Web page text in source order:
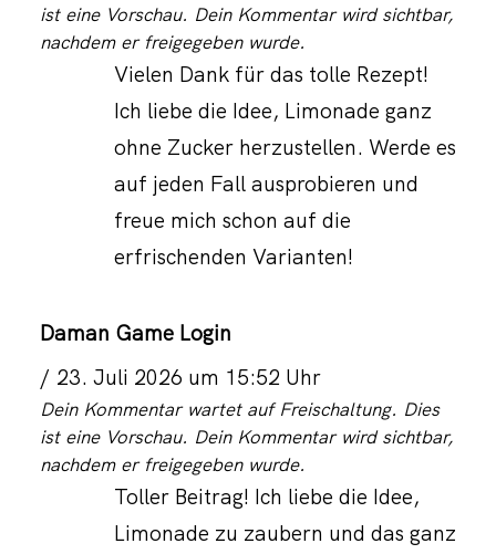
ist eine Vorschau. Dein Kommentar wird sichtbar,
nachdem er freigegeben wurde.
Vielen Dank für das tolle Rezept!
Ich liebe die Idee, Limonade ganz
ohne Zucker herzustellen. Werde es
auf jeden Fall ausprobieren und
freue mich schon auf die
erfrischenden Varianten!
Daman Game Login
23. Juli 2026 um 15:52 Uhr
Dein Kommentar wartet auf Freischaltung. Dies
ist eine Vorschau. Dein Kommentar wird sichtbar,
nachdem er freigegeben wurde.
Toller Beitrag! Ich liebe die Idee,
Limonade zu zaubern und das ganz